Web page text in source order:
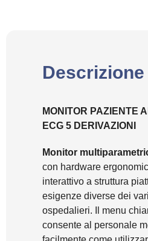
MONITOR PAZIENTE
ECG 5 DERIVAZIONI
Monitor
con hardware
interattivo a struttura
esigenze diverse dei
ospedalieri. Il menu
consente al personale